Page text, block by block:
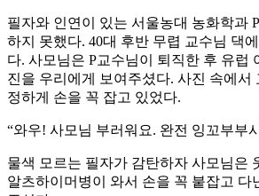
필자와 인연이 있는 서울농대 농화학과
하지 못했다. 40대 후반 무렵 교수님 댁
다. 사모님은 P교수님이 퇴직한 후 유럽
진을 우리에게 보여주셨다. 사진 속에서
정하게 손을 꼭 잡고 있었다.
“와우! 사모님 부러워요. 완전 잉꼬부부
물색 모르는 필자가 감탄하자 사모님은
알츠하이머병이 와서 손을 꼭 붙잡고 다